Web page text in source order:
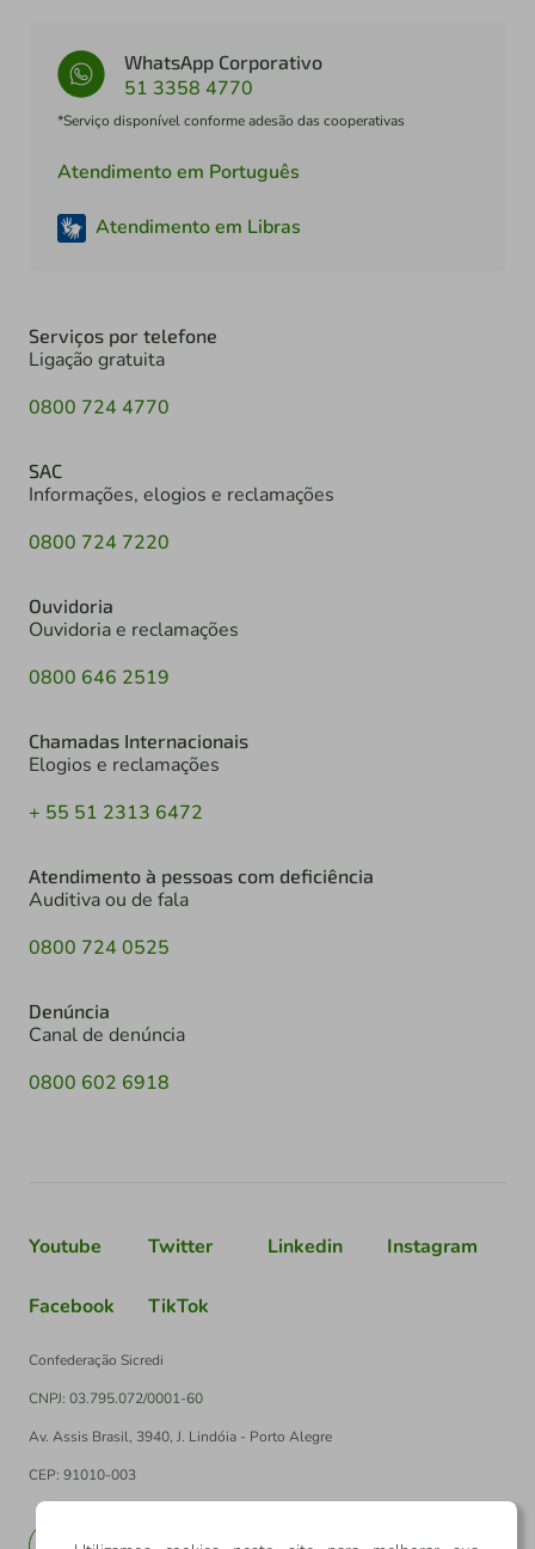
WhatsApp Corporativo
51 3358 4770
*Serviço disponível conforme adesão das cooperativas
Atendimento em Português
Atendimento em Libras
Serviços por telefone
Ligação gratuita
0800 724 4770
SAC
Informações, elogios e reclamações
0800 724 7220
Ouvidoria
Ouvidoria e reclamações
0800 646 2519
Chamadas Internacionais
Elogios e reclamações
+ 55 51 2313 6472
Atendimento à pessoas com deficiência
Auditiva ou de fala
0800 724 0525
Denúncia
Canal de denúncia
0800 602 6918
Youtube Twitter Linkedin Instagram
Facebook TikTok
Confederação Sicredi
CNPJ: 03.795.072/0001-60
Av. Assis Brasil, 3940, J. Lindóia - Porto Alegre
CEP: 91010-003